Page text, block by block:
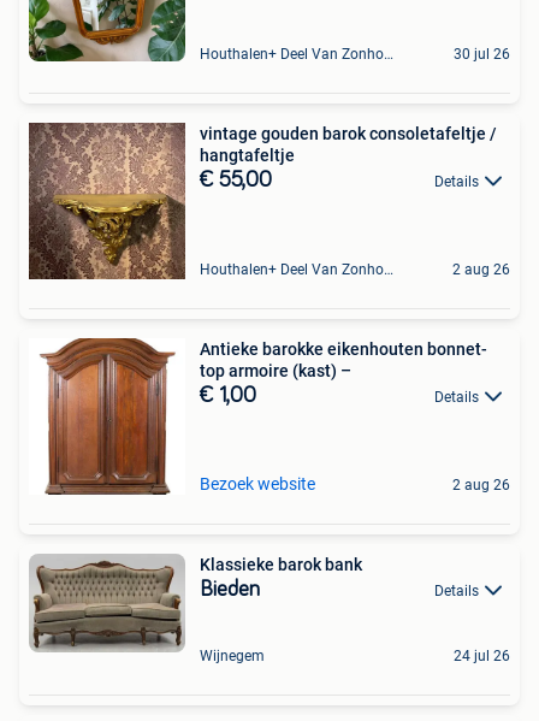
Houthalen+ Deel Van Zonhoven En Zolder 30 jul 26
vintage gouden barok consoletafeltje /
hangtafeltje
€ 55,00 Details
Houthalen+ Deel Van Zonhoven En Zolder 2 aug 26
Antieke barokke eikenhouten bonnet-
top armoire (kast) –
€ 1,00 Details
Bezoek website 2 aug 26
Klassieke barok bank
Bieden Details
Wijnegem 24 jul 26